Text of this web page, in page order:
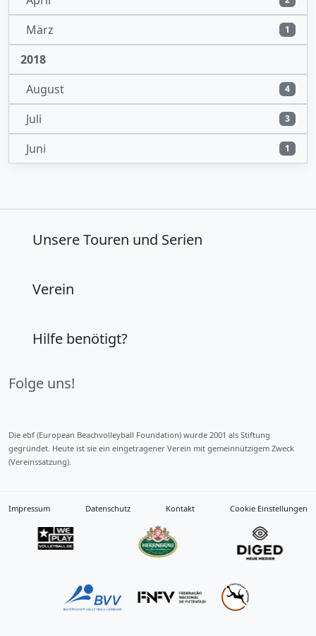
März 1
2018
August
4
Juli 3
Juni 1
Unsere Touren und Serien
Verein
Hilfe benötigt?
Folge uns!
Die ebf (European Beachvolleyball Foundation) wurde 2001 als Stiftung
gegründet. Heute ist sie ein eingetragener Verein mit gemeinnützigem Zweck
(Vereinssatzung).
Impressum Datenschutz Kontakt Cookie Einstellungen